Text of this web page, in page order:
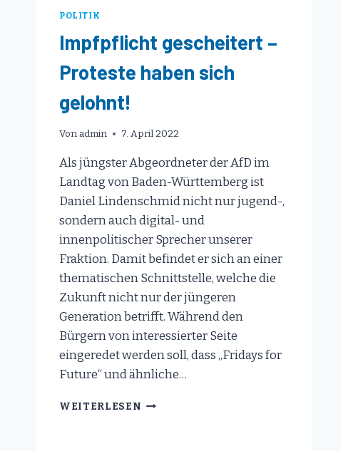
POLITIK
Impfpflicht gescheitert –
Proteste haben sich
gelohnt!
Von admin 7. April 2022
Als jüngster Abgeordneter der AfD im
Landtag von Baden-Württemberg ist
Daniel Lindenschmid nicht nur jugend-,
sondern auch digital- und
innenpolitischer Sprecher unserer
Fraktion. Damit befindet er sich an einer
thematischen Schnittstelle, welche die
Zukunft nicht nur der jüngeren
Generation betrifft. Während den
Bürgern von interessierter Seite
eingeredet werden soll, dass „Fridays for
Future“ und ähnliche…
WEITERLESEN IMPFPFLICHT